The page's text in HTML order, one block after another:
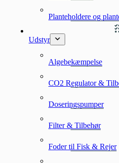
Planteholdere og
Udstyr
Algebekæmpelse
CO2 Regulator &
Doseringspumper
Filter & Tilbehør
Foder til Fisk & Rejer